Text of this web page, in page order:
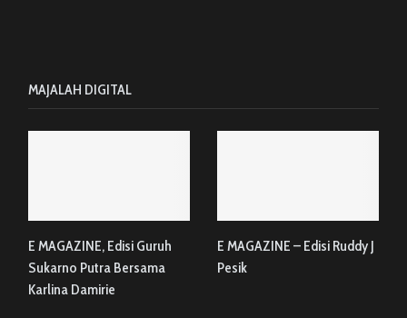
MAJALAH DIGITAL
E MAGAZINE, Edisi Guruh
Sukarno Putra Bersama
Karlina Damirie
E MAGAZINE – Edisi Ruddy J
Pesik